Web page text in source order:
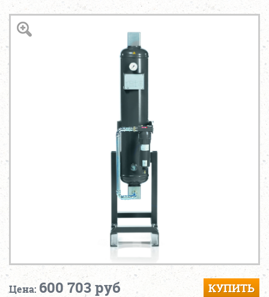
Цена: 600 703 руб КУПИТЬ